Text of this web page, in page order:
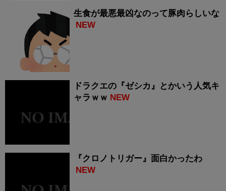
生食が最悪最凶なのって豚肉らしいな
NEW
ドラクエの『ゼシカ』とかいう人気キ
ャラｗｗ NEW
『クロノトリガー』面白かったわ
NEW